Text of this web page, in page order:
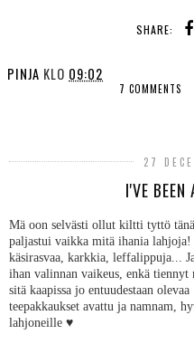
SHARE:
PINJA KLO 09:02
7 COMMENTS
27
I'VE BEEN
Mä oon selvästi ollut kiltti tyttö
paljastui vaikka mitä ihania lahjoja!
käsirasvaa, karkkia, leffalippuja...
ihan valinnan vaikeus, enkä
sitä kaapissa jo entuudestaan
teepakkaukset avattu ja namnam,
lahjoneille ♥